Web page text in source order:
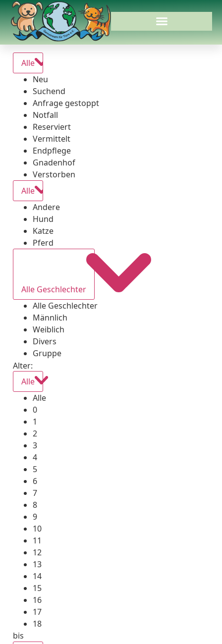
Alle
Neu
Suchend
Anfrage gestoppt
Notfall
Reserviert
Vermittelt
Endpflege
Gnadenhof
Verstorben
Alle
Andere
Hund
Katze
Pferd
Alle Geschlechter
Alle Geschlechter
Männlich
Weiblich
Divers
Gruppe
Alter:
Alle
Alle
0
1
2
3
4
5
6
7
8
9
10
11
12
13
14
15
16
17
18
bis